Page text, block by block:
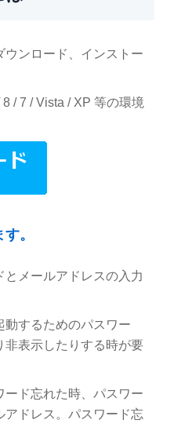
ウンロード、インストー
/ 7 / Vista / XP 等の環境
。
メールアドレスの入力
動するためのパスワー
非表示したりする時が要
ード忘れた時、パスワー
アドレス。パスワード忘